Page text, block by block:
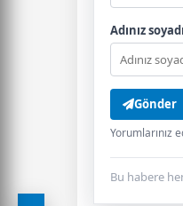
Adınız
Gönder
Yorumlarınız
Bu habere